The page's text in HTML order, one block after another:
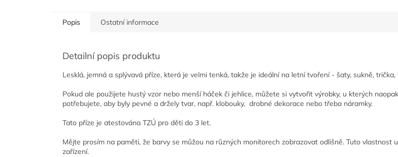
Popis Ostatní informace
Detailní popis produktu
Lesklá, jemná a splývavá příze, která je velmi tenká, takže je ideální na letní tvoření - šaty, sukně,
Pokud ale použijete hustý vzor nebo menší háček či jehlice, můžete si vytvořit výrobky, u kterých naopak
potřebujete, aby byly pevné a držely tvar, např. klobouky, drobné dekorace nebo třeba náramky.
Tato příze je atestována TZÚ pro děti do 3 let.
Mějte prosím na paměti, že barvy se můžou na různých monitorech zobrazovat odlišně. Tuto vlastnost
zařízení.